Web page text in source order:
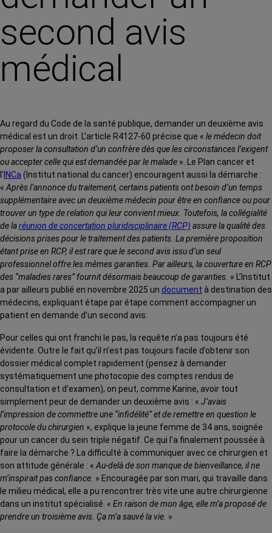
second avis
médical
Au regard du Code de la santé publique, demander un deuxième avis
médical est un droit. L’article R4127-60 précise que « le médecin doit
proposer la consultation d’un confrère dès que les circonstances l’exigent
ou accepter celle qui est demandée par le malade ». Le Plan cancer et
l’ INCa (Institut national du cancer) encouragent aussi la démarche :
« Après l’annonce du traitement, certains patients ont besoin d’un temps
supplémentaire avec un deuxième médecin pour être en confiance ou pour
trouver un type de relation qui leur convient mieux. Toutefois, la collégialité
de laréunion de concertation pluridisciplinaire (RCP) assure la qualité des
décisions prises pour le traitement des patients. La première proposition
étant prise en RCP, il est rare que le second avis issu d’un seul
professionnel offre les mêmes garanties. Par ailleurs, la couverture en RCP
des “maladies rares” fournit désormais beaucoup de garanties. » L’Institut
a par ailleurs publié en novembre 2025 un document à destination des
médecins, expliquant étape par étape comment accompagner un
patient en demande d’un second avis.
Pour celles qui ont franchi le pas, la requête n’a pas toujours été
évidente. Outre le fait qu’il n’est pas toujours facile d’obtenir son
dossier médical complet rapidement (pensez à demander
systématiquement une photocopie des comptes rendus de
consultation et d’examen), on peut, comme Karine, avoir tout
simplement peur de demander un deuxième avis : « J’avais
l’impression de commettre une “infidélité” et de remettre en question le
protocole du chirurgien », explique la jeune femme de 34 ans, soignée
pour un cancer du sein triple négatif. Ce qui l’a finalement poussée à
faire la démarche ? La difficulté à communiquer avec ce chirurgien et
son attitude générale : « Au-delà de son manque de bienveillance, il ne
m’inspirait pas confiance. » Encouragée par son mari, qui travaille dans
le milieu médical, elle a pu rencontrer très vite une autre chirurgienne
dans un institut spécialisé. « En raison de mon âge, elle m’a proposé de
prendre un troisième avis. Ça m’a sauvé la vie. »